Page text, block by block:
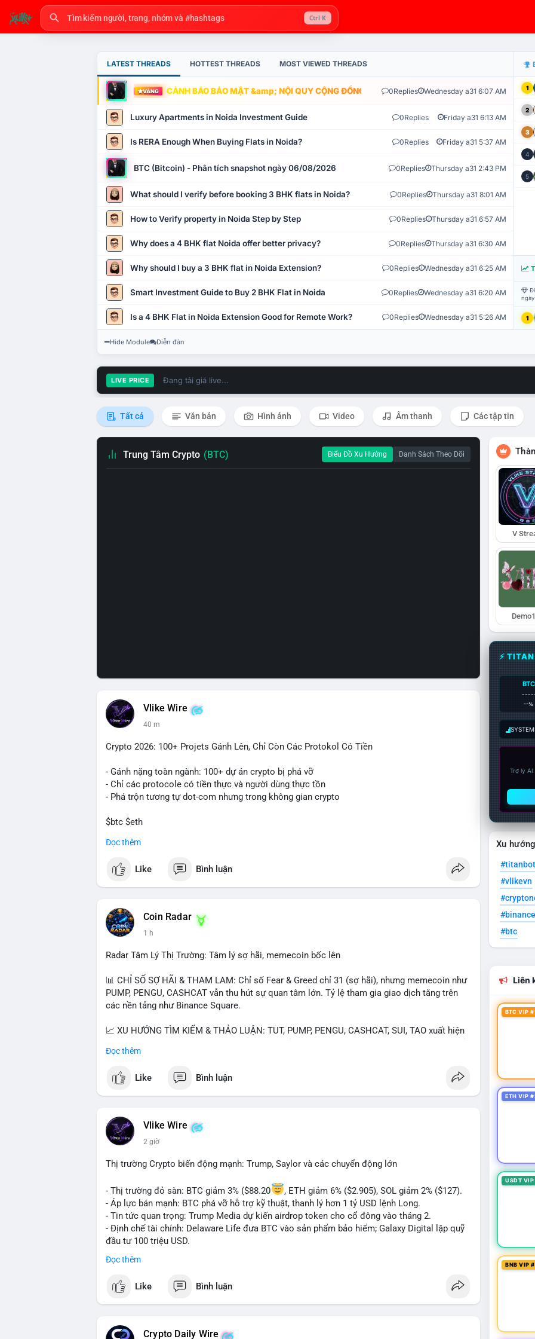
Ctrl K
LATEST THREADS HOTTEST THREADS MOST VIEWED THREADS
VÀNG CẢNH BÁO BẢO MẬT &amp; NỘI QUY CỘNG ĐỒNG VLIKE.VN: HỆ THỐNG GIÁM SÁT TỰ
0Replies Wednesday a31 6:07 AM
Luxury Apartments in Noida Investment Guide 0Replies Friday a31 6:13 AM
Is RERA Enough When Buying Flats in Noida? 0Replies Friday a31 5:37 AM
BTC (Bitcoin) - Phân tích snapshot ngày 06/08/2026 0Replies Thursday a31 2:43 PM
What should I verify before booking 3 BHK flats in Noida? 0Replies Thursday a31 8:01 AM
How to Verify property in Noida Step by Step 0Replies Thursday a31 6:57 AM
Why does a 4 BHK flat Noida offer better privacy? 0Replies Thursday a31 6:30 AM
Why should I buy a 3 BHK flat in Noida Extension? 0Replies Wednesday a31 6:25 AM
Smart Investment Guide to Buy 2 BHK Flat in Noida 0Replies Wednesday a31 6:20 AM
Is a 4 BHK Flat in Noida Extension Good for Remote Work? 0Replies Wednesday a31 5:26 AM
1
2
3
4
5
1
Hide Module Diễn đàn
LIVE PRICE Đang tải giá live...
Tất cả Văn bản Hình ảnh Video Âm thanh Các tập tin
Trung Tâm Crypto (BTC) Biểu Đồ Xu Hướng Danh Sách Theo Dõi
Vlike Wire
40 m
Crypto 2026: 100+ Projets Gánh Lên, Chỉ Còn Các Protokol Có Tiền
- Gánh nặng toàn ngành: 100+ dự án crypto bị phá vỡ
- Chỉ các protocole có tiền thực và người dùng thực tồn
- Phá trộn tương tự dot-com nhưng trong không gian crypto
$btc $eth
#vlikevn
📰 Nguồn: CoinDesk
Đọc thêm
Like Bình luận
Coin Radar
1 h
Radar Tâm Lý Thị Trường: Tâm lý sợ hãi, memecoin bốc lên
📊 CHỈ SỐ SỢ HÃI & THAM LAM: Chỉ số Fear & Greed chỉ 31 (sợ hãi), nhưng memecoin như
PUMP, PENGU, CASHCAT vẫn thu hút sự quan tâm lớn. Tỷ lệ tham gia giao dịch tăng trên
các nền tảng như Binance Square.
📈 XU HƯỚNG TÌM KIẾM & THẢO LUẬN: TUT, PUMP, PENGU, CASHCAT, SUI, TAO xuất hiện
đề hấp dẫn. Bàn tán về SPCX và SAGA cũng hấp dẫn.
💬 DÒNG CHẢY TIN TỨC & TRUYỀN THÔNG: Bàn tán về "long SAGA", "short SPCX", và "đã
ngồi ăn ở khách sạn 5*" (từ bài đăng Binance Square). Tin tức về BIP-110 Bitcoin và SKR
💡 NHẬN ĐỊNH & KHUYẾN NGHỊ: Tâm lý thị trường phân cực. Sợ hãi do chỉ số thấp nhưng
xu hướng memecoin và tin tức tích cực (BTC ETF, SKR) tạo áp lực lên giá. Rủi ro từ các đề
nhân.
📊 Nguồn: Radar Tâm Lý Thị Trường
Đọc thêm
Like Bình luận
Vlike Wire
2 giờ
Thị trường Crypto biến động mạnh: Trump, Saylor và các chuyển động lớn
- Thị trường đỏ sàn: BTC giảm 3% ($88.20
, ETH giảm 6% ($2.905), SOL giảm 2% ($127).
- Áp lực bán mạnh: BTC phá vỡ hỗ trợ kỹ thuật, thanh lý hơn 1 tỷ USD lệnh Long.
- Tin tức quan trọng: Trump Media dự kiến airdrop token cho cổ đông vào tháng 2.
- Định chế tài chính: Delaware Life đưa BTC vào sản phẩm bảo hiểm; Galaxy Digital lập quỹ
đầu tư 100 triệu USD.
- Pháp lý: CEO Coinbase thúc đẩy khung pháp lý tại Davos; Bồ Đào Nha chặn Polymarket.
#binancesquare #cryptonews
$btc $eth $sol $xrp
#vlikevn #titanbot
Đọc thêm
Like Bình luận
Crypto Daily Wire
V
⚡
BTC
--%
Trợ lý
Xu
#titanbot
#vlikevn
#btc
Liên
BTC VIP
ETH VIP
USDT
BNB VIP